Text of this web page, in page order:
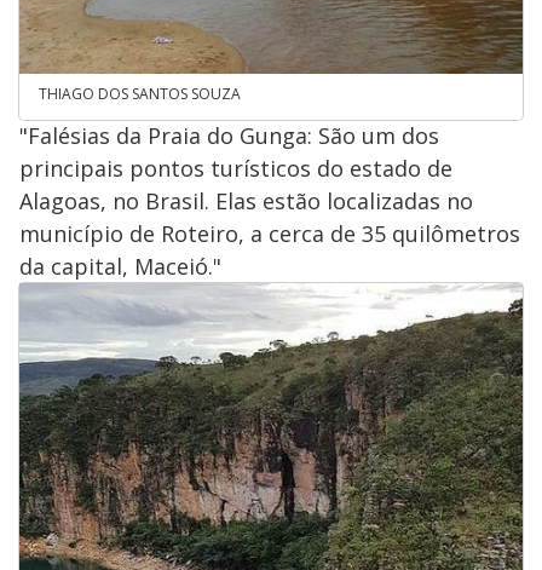
THIAGO DOS SANTOS SOUZA
"Falésias da Praia do Gunga: São um dos
principais pontos turísticos do estado de
Alagoas, no Brasil. Elas estão localizadas no
município de Roteiro, a cerca de 35 quilômetros
da capital, Maceió."